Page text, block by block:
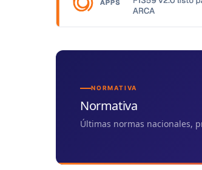
NORMATIVA
Normativa
Últimas normas nacionales,